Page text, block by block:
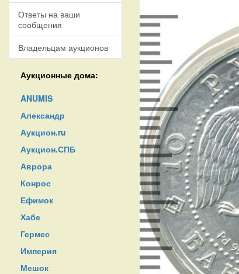
Ответы на ваши
сообщения
Владельцам аукционов
Аукционные дома:
ANUMIS
Александр
Аукцион.ru
Аукцион.СПБ
Аврора
Конрос
Ефимок
Хабе
Гермес
Империя
Мешок